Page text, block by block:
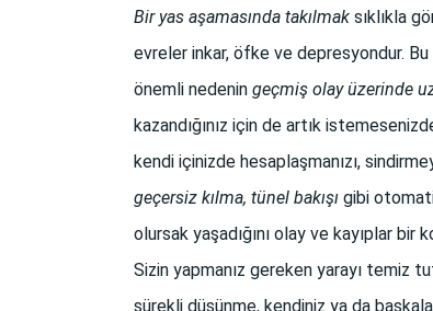
Bir yas aşamasında takılmak sıklıkla
evreler inkar, öfke ve depresyondur. Bu
önemli nedenin geçmiş olay üzerinde
kazandığınız için de artık
kendi içinizde hesaplaşmanızı,
geçersiz kılma, tünel bakışı gibi
olursak yaşadığını olay ve kayıplar
Sizin yapmanız gereken yarayı temiz
sürekli düşünme, kendiniz ya da